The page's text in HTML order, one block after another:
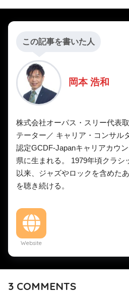
この記事を書いた人
岡本 浩和
株式会社オーパス・スリー代表
テーター／ キャリア・コンサル
認定GCDF-Japanキャリアカウ
県に生まれる。 1979年頃クラシ
以来、ジャズやロックを含めた
を聴き続ける。
Website
3COMMENTS